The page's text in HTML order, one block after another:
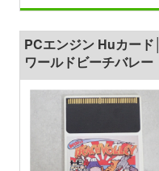
PCエンジン Huカード│
ワールドビーチバレー